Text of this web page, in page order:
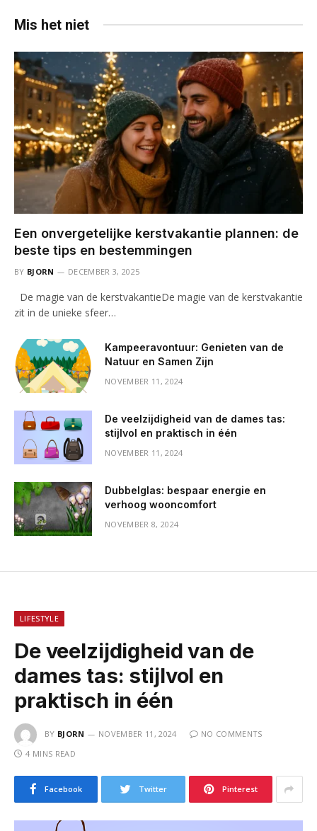
Mis het niet
Een onvergetelijke kerstvakantie plannen: de
beste tips en bestemmingen
BY BJORN DECEMBER 3, 2025
De magie van de kerstvakantieDe magie van de kerstvakantie
zit in de unieke sfeer…
Kampeeravontuur: Genieten van de
Natuur en Samen Zijn
NOVEMBER 11, 2024
De veelzijdigheid van de dames tas:
stijlvol en praktisch in één
NOVEMBER 11, 2024
Dubbelglas: bespaar energie en
verhoog wooncomfort
NOVEMBER 8, 2024
LIFESTYLE
De veelzijdigheid van de
dames tas: stijlvol en
praktisch in één
BY BJORN NOVEMBER 11, 2024
NO COMMENTS
4 MINS READ
Facebook Twitter Pinterest